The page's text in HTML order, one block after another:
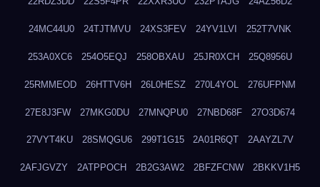
24MC44U0 24TJTMVU 24XS3FEV 24YV1LVI 252T7VNK
253A0XC6 254O5EQJ 258OBXAU 25JR0XCH 25Q8956U
25RMMEOD 26HTTV6H 26L0HESZ 270L4YOL 276UFPNM
27E8J3FW 27MKG0DU 27MNQPU0 27NBD68F 27O3D674
27VYT4KU 28SMQGU6 299T1G15 2A01R6QT 2AAYZL7V
2AFJGVZY 2ATPPOCH 2B2G3AW2 2BFZFCNW 2BKKV1H5